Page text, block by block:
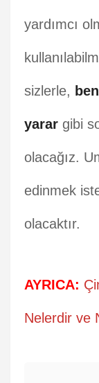
yardımcı
sizlerle,
yarar gibi
olacağız.
edinmek
olacaktır.
AYRICA:
Nelerdir ve